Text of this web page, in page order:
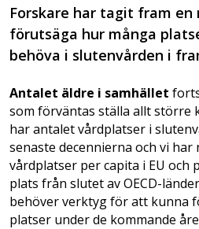
Forskare har tagit fram
förutsäga hur många
behöva i slutenvården i
Antalet äldre i samhället
som förväntas ställa allt större
har antalet vårdplatser i
senaste decennierna och vi har
vårdplatser per capita i EU och
plats från slutet av OECD-
behöver verktyg för att kunna
platser under de kommande